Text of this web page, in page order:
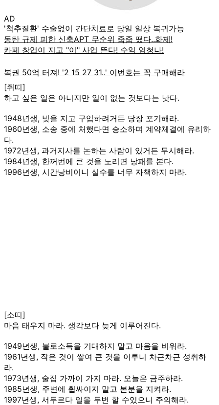
AD
[쥐띠]
하고 싶은 일은 아니지만 일이 없는 것보다는 낫다.
1948년생, 빚을 지고 구입하려거든 당장 포기해라.
1960년생, 소송 중에 처했다면 승소하며 계약체결에 유리하
다.
1972년생, 과거지사를 논하는 사람이 있거든 무시해라.
1984년생, 한꺼번에 큰 것을 노리면 낭패를 본다.
1996년생, 시간낭비이니 실수를 너무 자책하지 마라.
[소띠]
마음 태우지 마라. 생각보다 늦게 이루어진다.
1949년생, 불로소득을 기대하지 말고 마음을 비워라.
1961년생, 작은 것이 쌓여 큰 것을 이루니 차근차근 성취하
라.
1973년생, 술집 가까이 가지 마라. 오늘은 금주하라.
1985년생, 주변에 휩싸이지 말고 본분을 지켜라.
1997년생, 서두르다 일을 두번 할 수있으니 주의해라.